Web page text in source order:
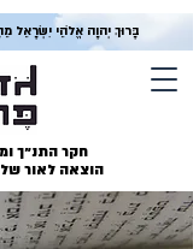
בָּרוּךְ יְהוָה אֱלֹהֵי יִשְׂרָאֵל
חקר התנ״ך
הוצאה לאור של